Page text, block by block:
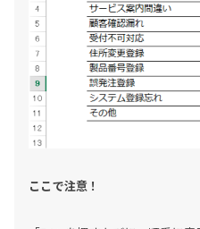
ここで注意！